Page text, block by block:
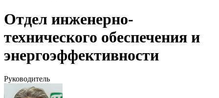
Отдел инженерно-
технического обеспечения и
энергоэффективности
Руководитель